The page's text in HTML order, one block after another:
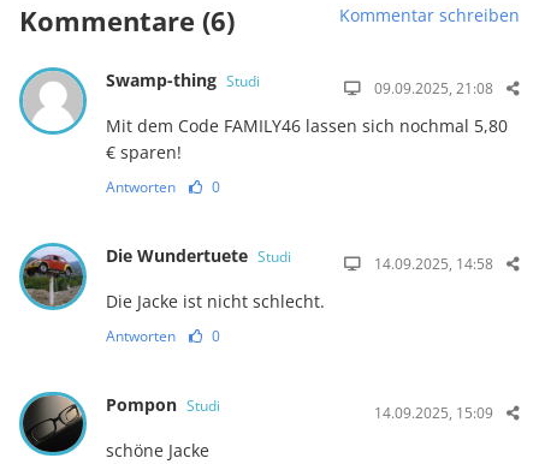
Kommentare (6) Kommentar schreiben
Swamp-thing Studi 09.09.2025, 21:08
Mit dem Code FAMILY46 lassen sich nochmal 5,80
€ sparen!
Antworten 0
Die Wundertuete Studi 14.09.2025, 14:58
Die Jacke ist nicht schlecht.
Antworten 0
Pompon Studi 14.09.2025, 15:09
schöne Jacke